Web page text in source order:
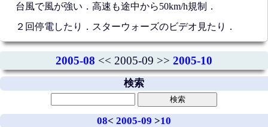
台風で風が強い．高速も途中から50km/h規制．
２回停電したり．スターウォーズのビデオ見たり．
2005-08 << 2005-09 >> 2005-10
検索
08< 2005-09 >10